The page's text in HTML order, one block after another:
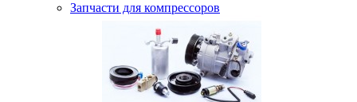
Запчасти для компрессоров